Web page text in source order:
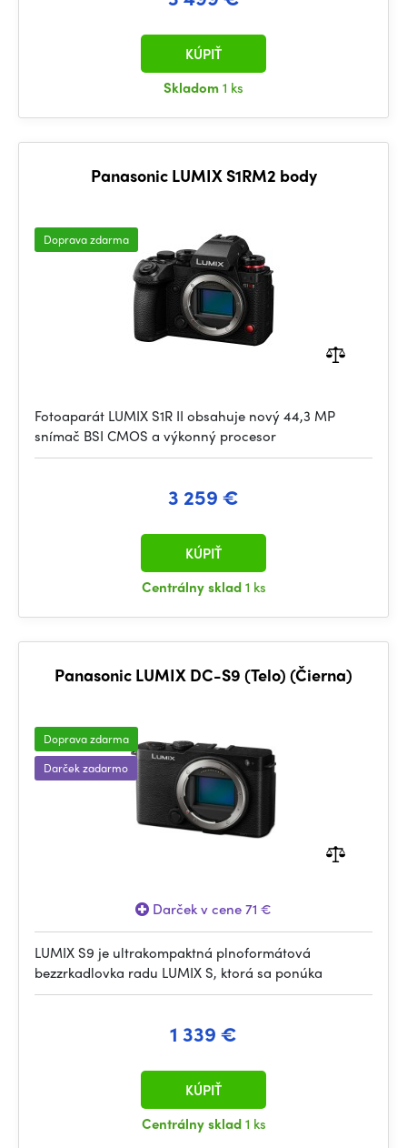
Skladom1 ks
KÚPIŤ
Panasonic LUMIX S1RM2 body
Doprava zdarma
Fotoaparát LUMIX S1R II obsahuje nový 44,3 MP
snímač BSI CMOS a výkonný procesor
3 259 €
Centrálny sklad1 ks
KÚPIŤ
Panasonic LUMIX DC-S9 (Telo) (Čierna)
Doprava zdarma
Darček zadarmo
Darček v cene 71 €
LUMIX S9 je ultrakompaktná plnoformátová
bezzrkadlovka radu LUMIX S, ktorá sa ponúka
1 339 €
Centrálny sklad1 ks
KÚPIŤ